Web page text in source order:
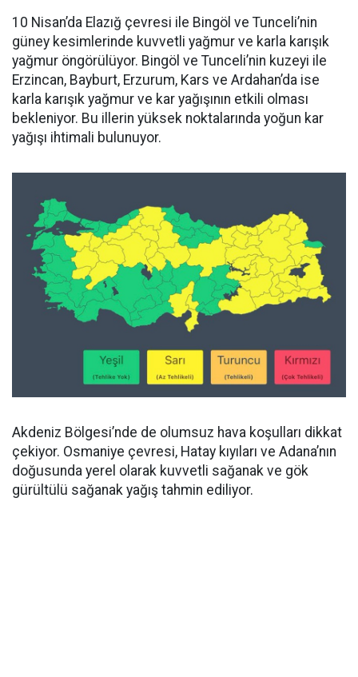
10 Nisan’da Elazığ çevresi ile Bingöl ve Tunceli’nin
güney kesimlerinde kuvvetli yağmur ve karla karışık
yağmur öngörülüyor. Bingöl ve Tunceli’nin kuzeyi ile
Erzincan, Bayburt, Erzurum, Kars ve Ardahan’da ise
karla karışık yağmur ve kar yağışının etkili olması
bekleniyor. Bu illerin yüksek noktalarında yoğun kar
yağışı ihtimali bulunuyor.
Akdeniz Bölgesi’nde de olumsuz hava koşulları dikkat
çekiyor. Osmaniye çevresi, Hatay kıyıları ve Adana’nın
doğusunda yerel olarak kuvvetli sağanak ve gök
gürültülü sağanak yağış tahmin ediliyor.